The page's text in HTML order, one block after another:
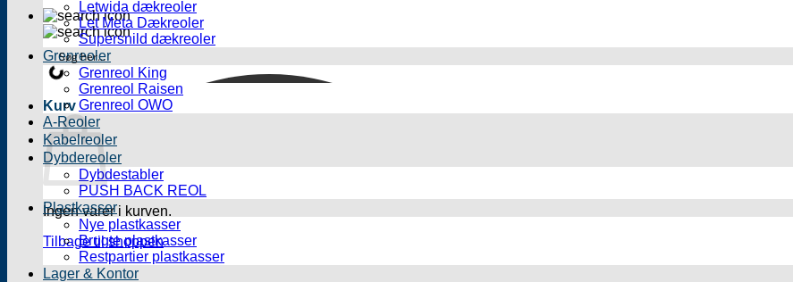
Kurv
Ingen varer i kurven.
Tilbage til shoppen
Letwida dækreoler
Let Meta Dækreoler
Supersnild dækreoler
Grenreoler
Grenreol King
Grenreol Raisen
Grenreol OWO
A-Reoler
Kabelreoler
Dybdereoler
Dybdestabler
PUSH BACK REOL
Plastkasser
Nye plastkasser
Brugte plastkasser
Restpartier plastkasser
Lager & Kontor